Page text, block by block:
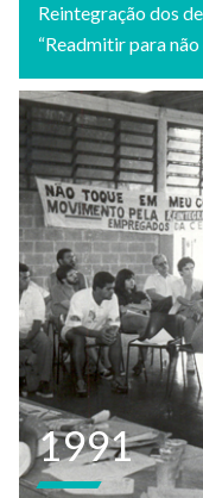
Reintegração dos
“Readmitir para
1991